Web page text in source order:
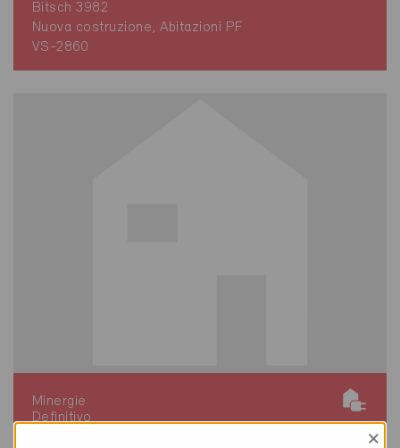
Bitsch 3982
Nuova costruzione, Abitazioni PF
VS-2860
Minergie
Definitivo
×